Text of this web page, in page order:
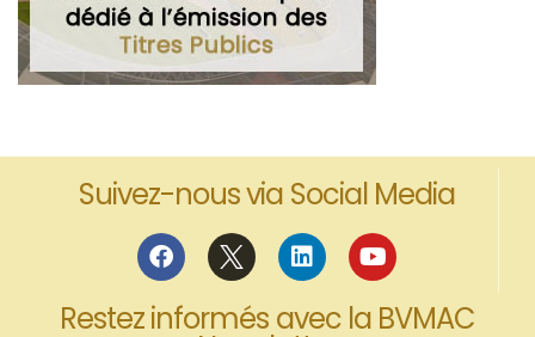
Suivez-nous via Social Media
Restez informés avec la BVMAC